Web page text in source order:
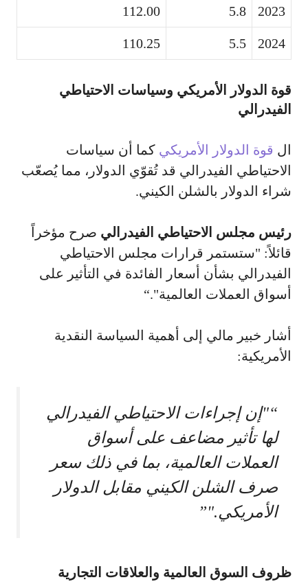
2023
5.8
112.00
2024
5.5
110.25
قوة الدولار الأمريكي وسياسات الاحتياطي
الفيدرالي
ال قوة الدولار الأمريكي كما أن سياسات
الاحتياطي الفيدرالي قد تُقوّي الدولار، مما يُصعّب
شراء الدولار بالشلن الكيني.
رئيس مجلس الاحتياطي الفيدرالي صرح مؤخراً
قائلاً: "ستستمر قرارات مجلس الاحتياطي
الفيدرالي بشأن أسعار الفائدة في التأثير على
أسواق العملات العالمية".“
أشار خبير مالي إلى أهمية السياسة النقدية
الأمريكية:
“"إن إجراءات الاحتياطي الفيدرالي
لها تأثير مضاعف على أسواق
العملات العالمية، بما في ذلك سعر
صرف الشلن الكيني مقابل الدولار
الأمريكي."”
ظروف السوق العالمية والعلاقات التجارية